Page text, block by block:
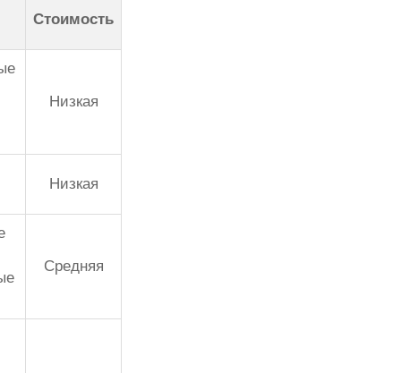
Стоимость
Низкая
Низкая
Средняя